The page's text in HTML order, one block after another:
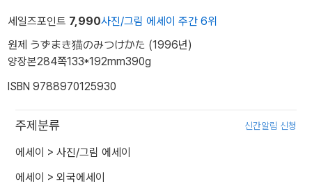
세일즈포인트 7,990사진/그림 에세이 주간 6위
원제 うずまき猫のみつけかた (1996년)
양장본284쪽133*192mm390g
ISBN 9788970125930
주제분류 신간알림 신청
에세이 > 사진/그림 에세이
에세이 > 외국에세이